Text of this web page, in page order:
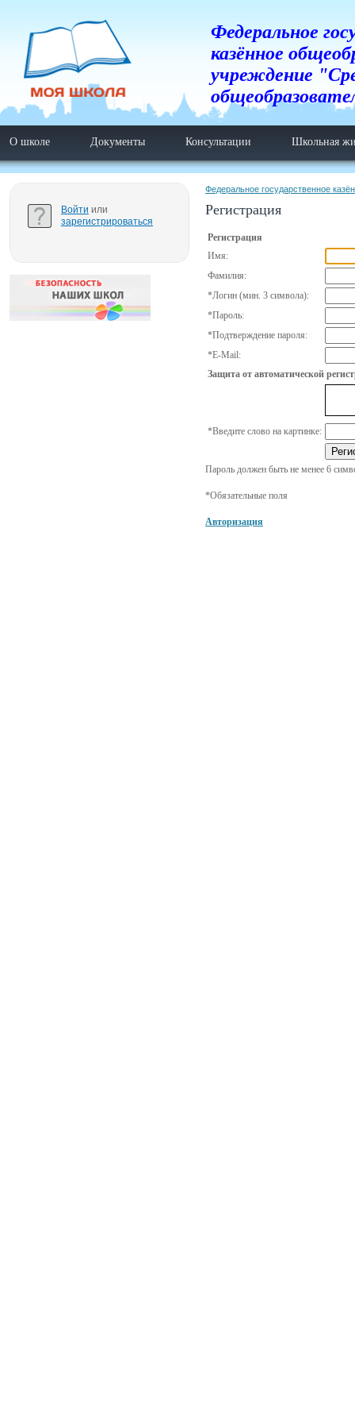
Федеральное
казённое
учреждение
О школе Документы Консультации Школьная
Войти или
зарегистрироваться
Федеральное государственное
Регистрация
Регистрация
Имя:
Фамилия:
*Логин (мин. 3 символа):
*Пароль:
*Подтверждение пароля:
*E-Mail:
Защита от автоматической
*Введите слово на картинке:
Пароль должен быть не менее 6
*Обязательные поля
Авторизация